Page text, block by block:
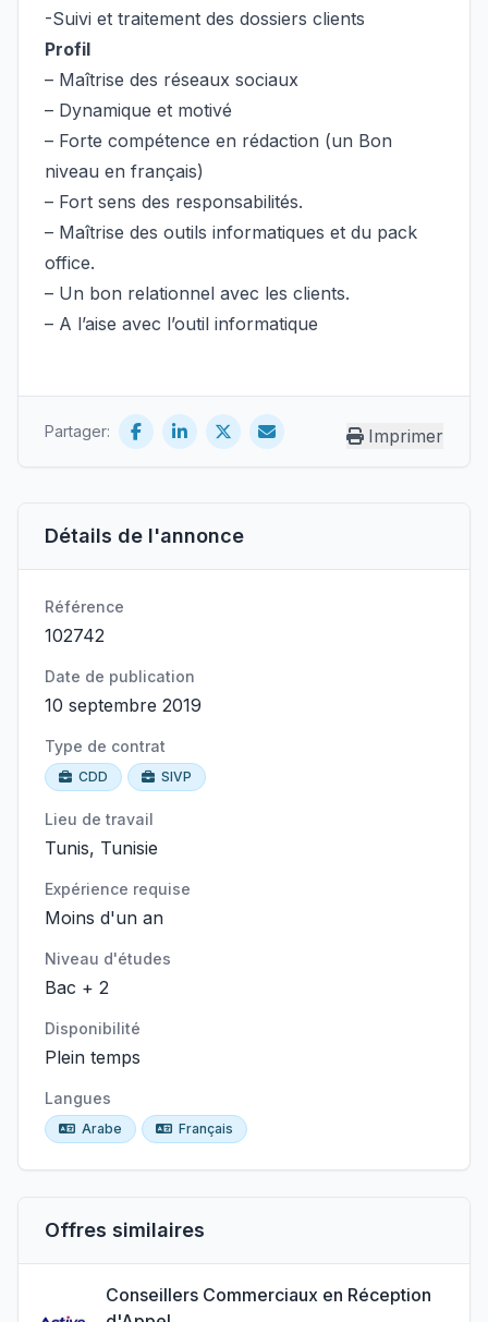
Détails de l'annonce
Référence
102742
Date de publication
10 septembre 2019
Type de contrat
CDD SIVP
Lieu de travail
Tunis, Tunisie
Expérience requise
Moins d'un an
Niveau d'études
Bac + 2
Disponibilité
Plein temps
Langues
Arabe Français
Offres similaires
Conseillers Commerciaux en Réception
-Suivi et traitement des dossiers clients
Profil
– Maîtrise des réseaux sociaux
– Dynamique et motivé
– Forte compétence en rédaction (un Bon
niveau en français)
– Fort sens des responsabilités.
– Maîtrise des outils informatiques et du pack
office.
– Un bon relationnel avec les clients.
– A l’aise avec l’outil informatique
Partager: Imprimer